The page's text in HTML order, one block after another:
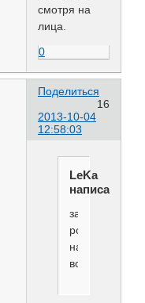
смотря на
лица.
0
Поделиться
16
2013-10-04
12:58:03
LeKa
написал(а):
за
рост
наказывал
всегда.